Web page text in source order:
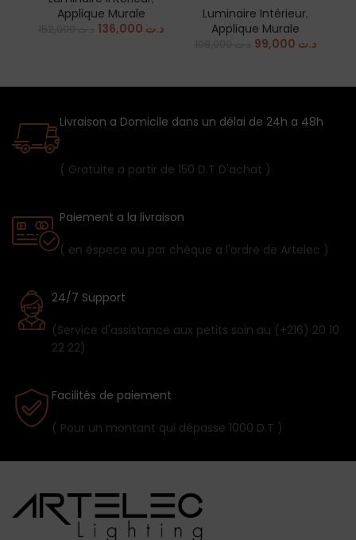
Applique Murale
د.ت
Luminaire Intérieur,
Applique Murale
د.ت
Livraison a Domicile dans un délai de 24h a 48h
( Gratuite a partir de 150 D.T D'achat )
Paiement a la livraison
( en éspece ou par chéque a l'ordre de Artelec )
24/7 Support
(Service d'assistance aux petits soin au (+216) 20 10
22 22)
Facilités de paiement
( Pour un montant qui dépasse 1000 D.T )